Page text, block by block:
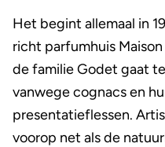
Het begint allemaal in
richt parfumhuis
de familie Godet gaat
vanwege cognacs en
presentatieflessen.
voorop net als de